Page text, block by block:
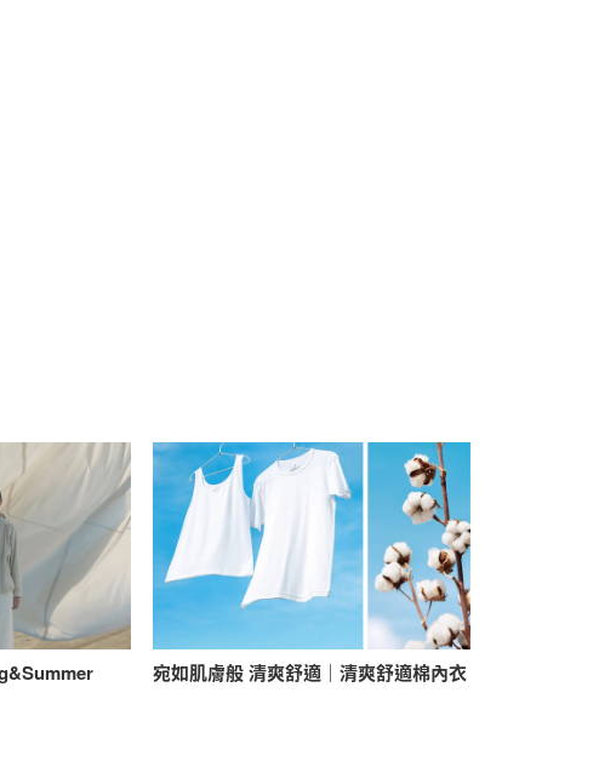
宛如肌膚般 清爽舒適｜清爽舒適棉內衣